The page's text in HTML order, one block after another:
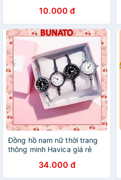
10.000 đ
Đồng hồ nam nữ thời trang
thông minh Havica giá rẻ
34.000 đ